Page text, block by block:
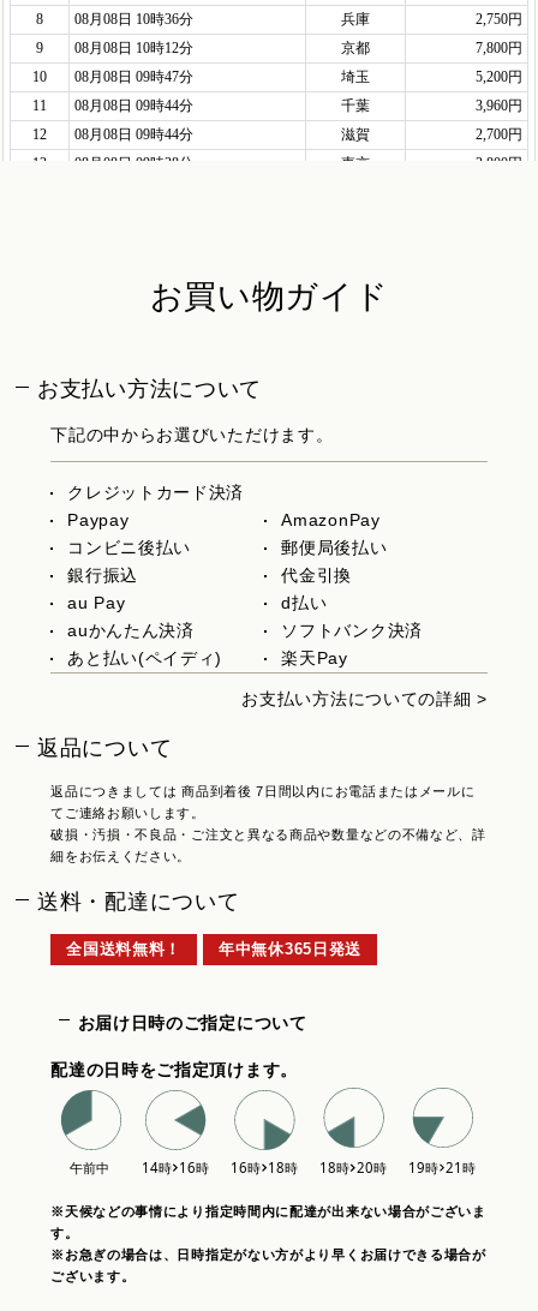
お買い物ガイド
お支払い方法について
下記の中からお選びいただけます。
クレジットカード決済
Paypay
AmazonPay
コンビニ後払い
郵便局後払い
銀行振込
代金引換
au Pay
d払い
auかんたん決済
ソフトバンク決済
あと払い(ペイディ)
楽天Pay
お支払い方法についての詳細 >
返品について
返品につきましては 商品到着後 7日間以内にお電話またはメールに
てご連絡お願いします。
破損・汚損・不良品・ご注文と異なる商品や数量などの不備など、詳
細をお伝えください。
送料・配達について
全国送料無料！ 年中無休365日発送
お届け日時のご指定について
配達の日時をご指定頂けます。
※天候などの事情により指定時間内に配達が出来ない場合がございま
す。
※お急ぎの場合は、日時指定がない方がより早くお届けできる場合が
ございます。